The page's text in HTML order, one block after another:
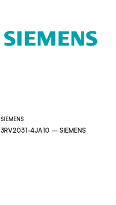
SIEMENS
3RV2031-4JA10 – SIEMENS